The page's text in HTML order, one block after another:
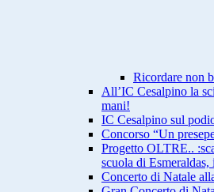
Ricordare non
All’IC Cesalpino la
mani!
IC Cesalpino sul
Concorso “Un
Progetto OLTRE..
scuola di Esmeraldas,
Concerto di Natale